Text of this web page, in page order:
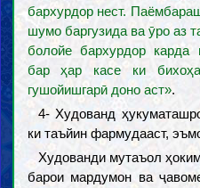
бархурдор нест.
шумо баргузида ва ӯро аз
болойе бархурдор карда
бар ҳар касе ки
гушойишгарӣ доно аст».
4- Худованд
ки таъйин фармудааст,
Худованди мутаъол
барои мардумон ва